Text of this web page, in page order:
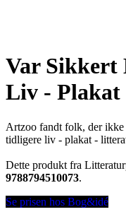
Var Sikkert
Liv - Plakat
Artzoo fandt folk, der
tidligere liv - plakat -
Dette produkt fra
9788794510073.
Se prisen hos Bog&idé